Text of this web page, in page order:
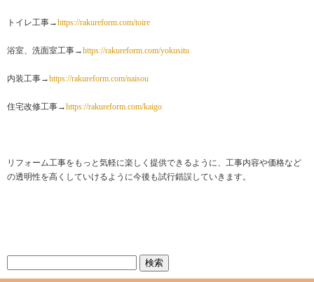
トイレ工事→https://rakureform.com/toire
浴室、洗面室工事→https://rakureform.com/yokusitu
内装工事→https://rakureform.com/naisou
住宅改修工事→https://rakureform.com/kaigo
リフォーム工事をもっと気軽に楽しく提供できるように、工事内容や価格など
の透明性を高くしていけるように今後も試行錯誤していきます。